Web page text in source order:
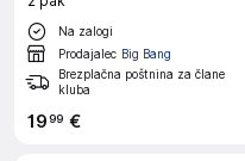
Na zalogi
Prodajalec Big Bang
Brezplačna poštnina za člane
kluba
1999 €